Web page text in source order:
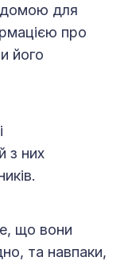
для
про
його
з них
що вони
та навпаки,